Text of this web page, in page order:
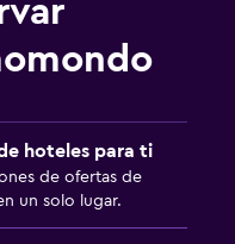
hoteles para ti
de ofertas de
un solo lugar.